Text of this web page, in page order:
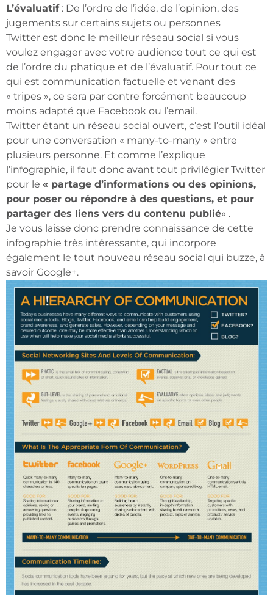
L’évaluatif: De l’ordre de l’idée, de l’opinion, des
jugements sur certains sujets ou personnes
Twitter est donc le meilleur réseau social si vous
voulez engager avec votre audience tout ce qui est
de l’ordre du phatique et de l’évaluatif. Pour tout ce
qui est communication factuelle et venant des
« tripes », ce sera par contre forcément beaucoup
moins adapté que Facebook ou l’email.
Twitter étant un réseau social ouvert, c’est l’outil idéal
pour une conversation « many-to-many » entre
plusieurs personne. Et comme l’explique
l’infographie, il faut donc avant tout privilégier Twitter
pour le « partage d’informations ou des opinions,
pour poser ou répondre à des questions, et pour
partager des liens vers du contenu publié« .
Je vous laisse donc prendre connaissance de cette
infographie très intéressante, qui incorpore
également le tout nouveau réseau social qui buzze, à
savoir Google+.